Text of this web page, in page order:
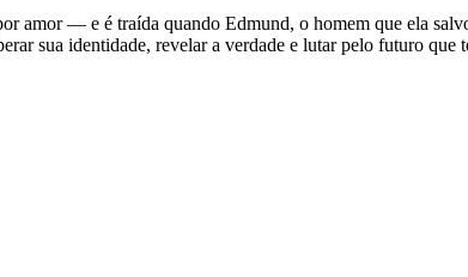
amor — e é traída quando Edmund, o homem que ela
sua identidade, revelar a verdade e lutar pelo futuro que